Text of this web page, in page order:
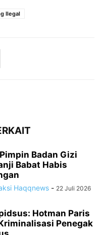
Ilegal
Badan Gizi
Babat Habis
Haqqnews - 22 Juli 2026
Hotman Paris
Penegak